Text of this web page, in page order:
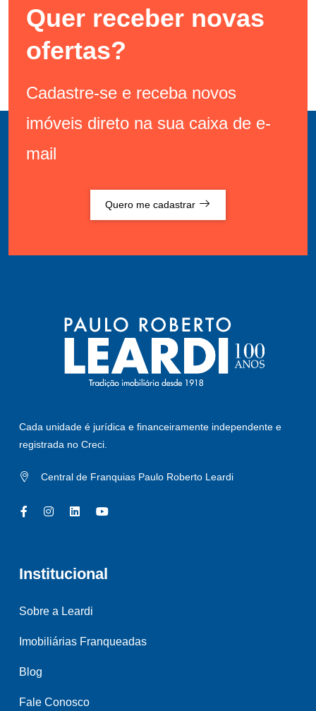
Quer receber novas
ofertas?
Cadastre-se e receba novos
imóveis direto na sua caixa de e-
mail
Quero me cadastrar
Cada unidade é jurídica e financeiramente independente e
registrada no Creci.
Central de Franquias Paulo Roberto Leardi
Institucional
Sobre a Leardi
Imobiliárias Franqueadas
Blog
Fale Conosco